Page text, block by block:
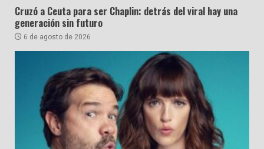
Cruzó a Ceuta para ser Chaplin: detrás del viral hay una
generación sin futuro
6 de agosto de 2026